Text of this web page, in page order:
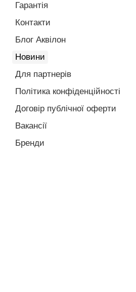
Гарантія
Контакти
Блог Аквілон
Новини
Для партнерів
Політика конфіденційності
Договір публічної оферти
Вакансії
Бренди